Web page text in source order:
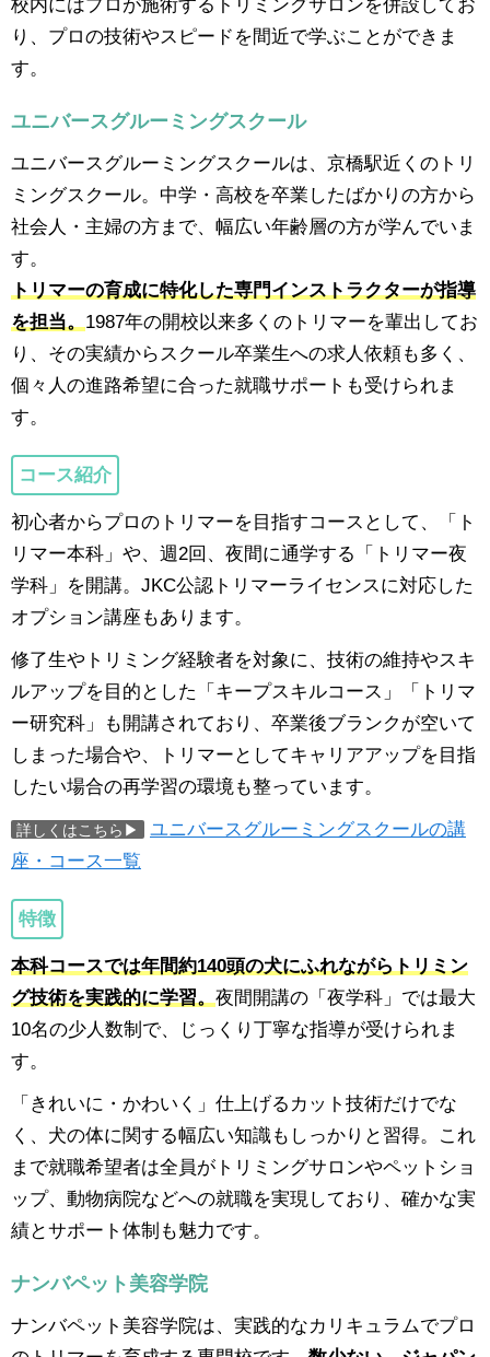
校内にはプロが施術するトリミングサロンを併設してお
り、プロの技術やスピードを間近で学ぶことができま
す。
ユニバースグルーミングスクール
ユニバースグルーミングスクールは、京橋駅近くのトリ
ミングスクール。中学・高校を卒業したばかりの方から
社会人・主婦の方まで、幅広い年齢層の方が学んでいま
す。
トリマーの育成に特化した専門インストラクターが指導
を担当。 1987年の開校以来多くのトリマーを輩出してお
り、その実績からスクール卒業生への求人依頼も多く、
個々人の進路希望に合った就職サポートも受けられま
す。
コース紹介
初心者からプロのトリマーを目指すコースとして、「ト
リマー本科」や、週2回、夜間に通学する「トリマー夜
学科」を開講。JKC公認トリマーライセンスに対応した
オプション講座もあります。
修了生やトリミング経験者を対象に、技術の維持やスキ
ルアップを目的とした「キープスキルコース」「トリマ
ー研究科」も開講されており、卒業後ブランクが空いて
しまった場合や、トリマーとしてキャリアアップを目指
したい場合の再学習の環境も整っています。
詳しくはこちら▶
ユニバースグルーミングスクールの講
座・コース一覧
特徴
本科コースでは年間約140頭の犬にふれながらトリミン
グ技術を実践的に学習。 夜間開講の「夜学科」では最大
10名の少人数制で、じっくり丁寧な指導が受けられま
す。
「きれいに・かわいく」仕上げるカット技術だけでな
く、犬の体に関する幅広い知識もしっかりと習得。これ
まで就職希望者は全員がトリミングサロンやペットショ
ップ、動物病院などへの就職を実現しており、確かな実
績とサポート体制も魅力です。
ナンバペット美容学院
ナンバペット美容学院は、実践的なカリキュラムでプロ